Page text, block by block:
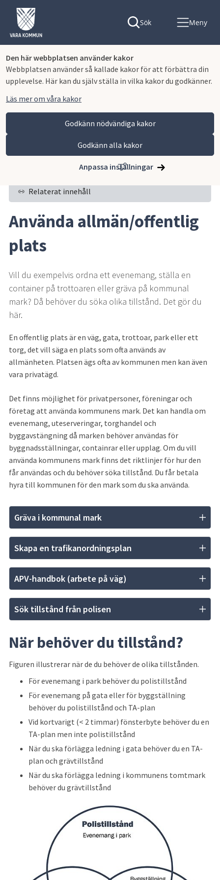
Den här webbplatsen använder kakor
Webbplatsen använder så kallade kakor för att förbättra din
upplevelse. Här kan du själv ställa in vilka kakor du godkänner.
Läs mer om våra kakor
Godkänn nödvändiga kakor
Godkänn alla kakor
Anpassa inställningar
Sök Meny
Vara kommun
Bygga, miljö och infrastruktur
Använda allmän/offentlig plats
Relaterat innehåll
Använda allmän/offentlig
plats
Vill du exempelvis ordna ett evenemang, ställa en
container på trottoaren eller gräva på kommunal
mark? Då behöver du söka olika tillstånd. Det gör du
här.
En offentlig plats är en väg, gata, trottoar, park eller ett
torg, det vill säga en plats som ofta används av
allmänheten. Platsen ägs ofta av kommunen men kan även
vara privatägd.
Det finns möjlighet för privatpersoner, föreningar och
företag att använda kommunens mark. Det kan handla om
evenemang, uteserveringar, torghandel och
byggavstängning då marken behöver användas för
byggnadsställningar, containrar eller upplag. Om du vill
använda kommunens mark finns det riktlinjer för hur den
får användas och du behöver söka tillstånd. Du får betala
hyra till kommunen för den mark som du ska använda.
Gräva i kommunal mark
Skapa en trafikanordningsplan
APV-handbok (arbete på väg)
Sök tillstånd från polisen
När behöver du tillstånd?
Figuren illustrerar när de du behöver de olika tillstånden.
För evenemang i park behöver du polistillstånd
För evenemang på gata eller för byggställning
behöver du polistillstånd och TA-plan
Vid kortvarigt (< 2 timmar) fönsterbyte behöver du en
TA-plan men inte polistillstånd
När du ska förlägga ledning i gata behöver du en TA-
plan och grävtillstånd
När du ska förlägga ledning i kommunens tomtmark
behöver du grävtillstånd